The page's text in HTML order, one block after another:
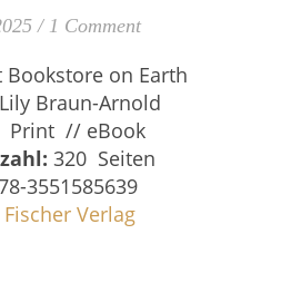
/ 1 Comment
Bookstore on Earth
Braun-Arnold
Print // eBook
320 Seiten
3551585639
Fischer Verlag